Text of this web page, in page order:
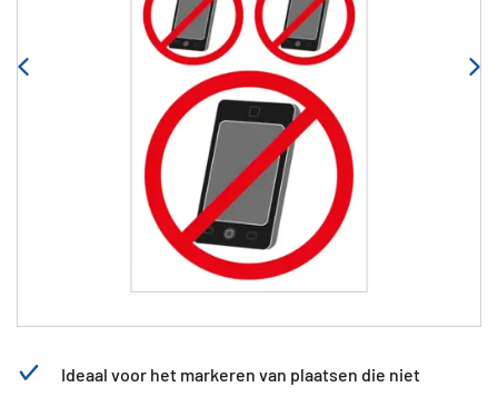
Ideaal voor het markeren van plaatsen die niet